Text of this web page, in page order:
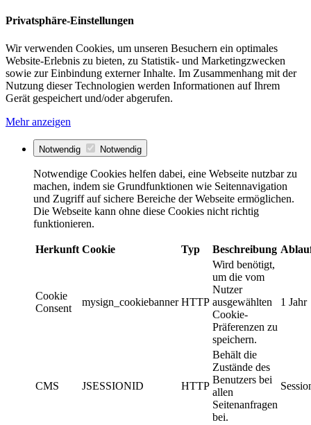
Privatsphäre-Einstellungen
Wir verwenden Cookies, um unseren Besuchern ein optimales
Website-Erlebnis zu bieten, zu Statistik- und Marketingzwecken
sowie zur Einbindung externer Inhalte. Im Zusammenhang mit der
Nutzung dieser Technologien werden Informationen auf Ihrem
Gerät gespeichert und/oder abgerufen.
Mehr anzeigen
Notwendig Notwendig
Notwendige Cookies helfen dabei, eine Webseite nutzbar zu
machen, indem sie Grundfunktionen wie Seitennavigation
und Zugriff auf sichere Bereiche der Webseite ermöglichen.
Die Webseite kann ohne diese Cookies nicht richtig
funktionieren.
Herkunft Cookie Typ Beschreibung
Cookie
Consent
mysign_cookiebanner HTTP
Wird benötigt,
um die vom
Nutzer
ausgewählten
Cookie-
Präferenzen zu
speichern.
1 Jahr
CMS JSESSIONID HTTP
Behält die
Zustände des
Benutzers bei
allen
Seitenanfragen
bei.